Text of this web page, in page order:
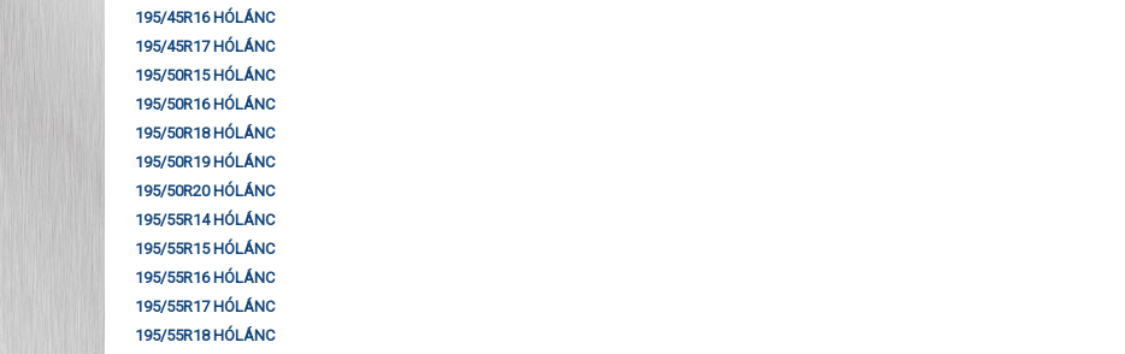
195/45R16 HÓLÁNC
195/45R17 HÓLÁNC
195/50R15 HÓLÁNC
195/50R16 HÓLÁNC
195/50R18 HÓLÁNC
195/50R19 HÓLÁNC
195/50R20 HÓLÁNC
195/55R14 HÓLÁNC
195/55R15 HÓLÁNC
195/55R16 HÓLÁNC
195/55R17 HÓLÁNC
195/55R18 HÓLÁNC